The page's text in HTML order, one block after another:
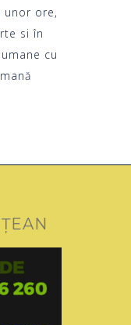
unor ore,
si în
cu